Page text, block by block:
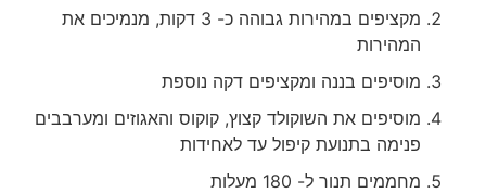
מקציפים במהירות גבוהה כ- 3 דקות, מנמיכים את
המהירות
מוסיפים בננה ומקציפים דקה נוספת
מוסיפים את השוקולד קצוץ, קוקוס והאגוזים ומערבבים
פנימה בתנועת קיפול עד לאחידות
מחממים תנור ל- 180 מעלות